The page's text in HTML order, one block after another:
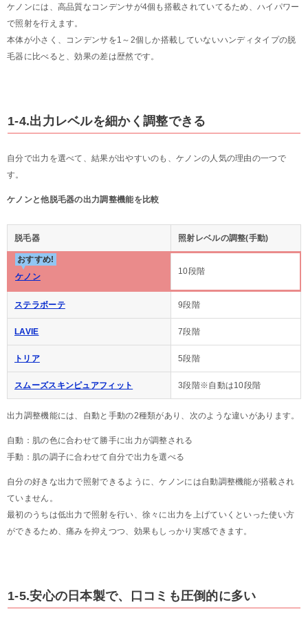
ケノンには、高品質なコンデンサが4個も搭載されていてるため、ハイパワー
で照射を行えます。
本体が小さく、コンデンサを1～2個しか搭載していないハンディタイプの脱
毛器に比べると、効果の差は歴然です。
1-4.出力レベルを細かく調整できる
自分で出力を選べて、結果が出やすいのも、ケノンの人気の理由の一つで
す。
ケノンと他脱毛器の出力調整機能を比較
脱毛器 照射レベルの調整(手動)
おすすめ!
ケノン
10段階
ステラボーテ 9段階
LAVIE 7段階
トリア 5段階
スムーズスキンピュアフィット 3段階※自動は10段階
出力調整機能には、自動と手動の2種類があり、次のような違いがあります。
自動：肌の色に合わせて勝手に出力が調整される
手動：肌の調子に合わせて自分で出力を選べる
自分の好きな出力で照射できるように、ケノンには自動調整機能が搭載され
ていません。
最初のうちは低出力で照射を行い、徐々に出力を上げていくといった使い方
ができるため、痛みを抑えつつ、効果もしっかり実感できます。
1-5.安心の日本製で、口コミも圧倒的に多い